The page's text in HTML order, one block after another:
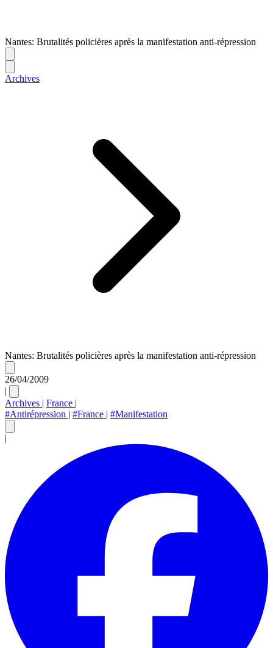
Nantes: Brutalités policières après la manifestation anti-répression
Archives
Nantes: Brutalités policières après la manifestation anti-répression
26/04/2009
|
Archives | France |
#Antirépression | #France | #Manifestation
|